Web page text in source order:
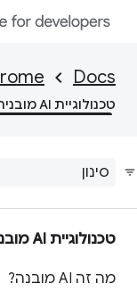
Docs
טכנולוגיית AI מובנית
טכנולוגיית AI מובנית
מה זה AI מובנה?